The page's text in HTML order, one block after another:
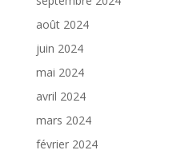
août 2024
juin 2024
mai 2024
avril 2024
mars 2024
février 2024